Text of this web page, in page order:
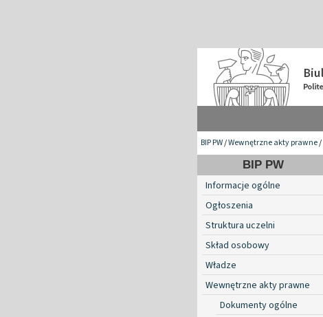
BIP PW/Wewnętrzne akty prawne/
BIP PW
Informacje ogólne
Ogłoszenia
Struktura uczelni
Skład osobowy
Władze
Wewnętrzne akty prawne
Dokumenty ogólne